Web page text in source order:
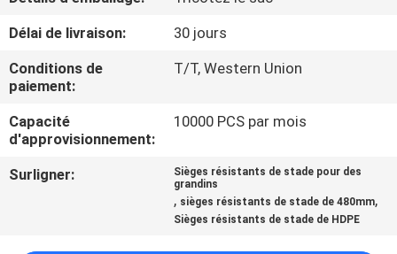
CONTRÔLE
DE
QUALITÉ
CONTACTEZ-
Délai de livraison:
30 jours
Conditions de
paiement:
T/T, Western Union
Capacité
d'approvisionnement:
10000 PCS par mois
Surligner:
Sièges résistants de stade pour des
grandins
, sièges résistants de stade de 480mm,
Sièges résistants de stade de HDPE